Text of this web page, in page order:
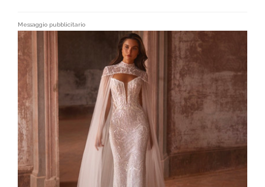
Messaggio pubblicitario